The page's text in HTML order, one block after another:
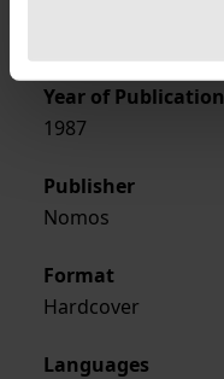
Year of Publication
1987
Publisher
Nomos
Format
Hardcover
Languages